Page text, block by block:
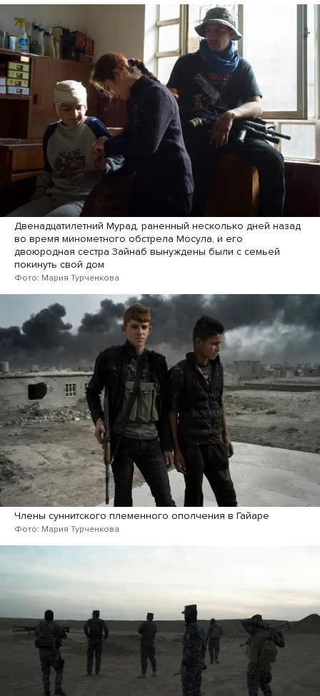
Двенадцатилетний Мурад, раненный несколько дней назад
во время минометного обстрела Мосула, и его
двоюродная сестра Зайнаб вынуждены были с семьей
покинуть свой дом
Фото: Мария Турченкова
Члены суннитского племенного ополчения в Гайаре
Фото: Мария Турченкова